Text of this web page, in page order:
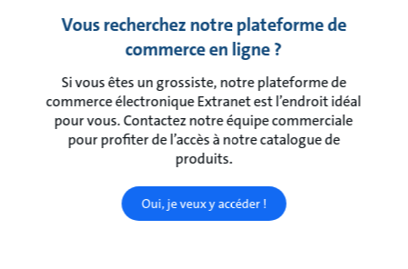
Vous recherchez notre plateforme de
commerce en ligne ?
Si vous êtes un grossiste, notre plateforme de
commerce électronique Extranet est l’endroit idéal
pour vous. Contactez notre équipe commerciale
pour profiter de l’accès à notre catalogue de
produits.
Oui, je veux y accéder !